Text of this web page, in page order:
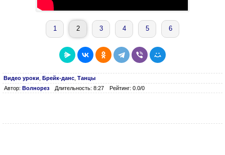
1 2 3 4 5 6
Видео уроки Брейк-данс Танцы
Автор: Волнорез Длительность: 8:27 Рейтинг: 0.0/0